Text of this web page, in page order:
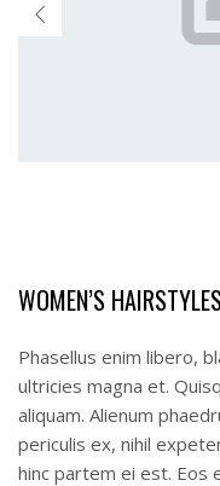
WOMEN’S HAIRSTYLES
Phasellus enim libero,
ultricies magna et.
aliquam. Alienum
periculis ex, nihil
hinc partem ei est. Eos